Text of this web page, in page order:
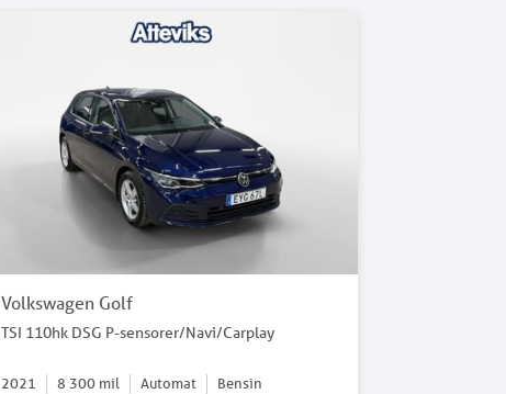
Volkswagen Golf
TSI 110hk DSG P-sensorer/Navi/Carplay
2021 8 300mil Automat Bensin